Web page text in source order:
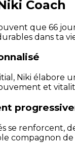
Coach
que 66
dans ta
Niki élabore
et
se renforcent,
compagnon